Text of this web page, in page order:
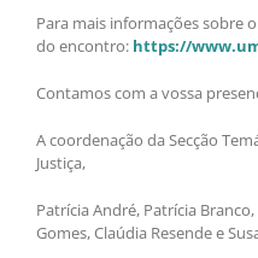
Para mais informações sobre
do encontro: https://
Contamos com a vossa
A coordenação da Secção
Justiça,
Patrícia André, Patrícia
Gomes, Claúdia Resende e